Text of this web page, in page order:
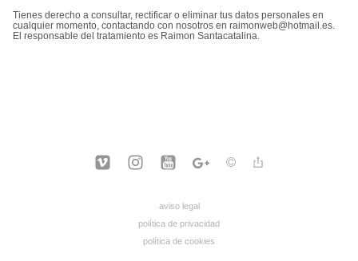
Tienes derecho a consultar, rectificar o eliminar tus datos personales en
cualquier momento, contactando con nosotros en raimonweb@hotmail.es.
El responsable del tratamiento es Raimon Santacatalina.
aviso legal
política de privacidad
política de cookies